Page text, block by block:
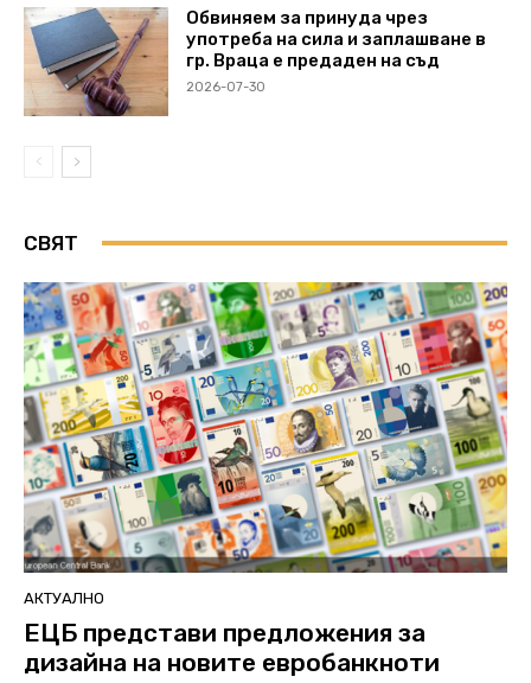
Обвиняем за принуда чрез
употреба на сила и заплашване в
гр. Враца е предаден на съд
2026-07-30
СВЯТ
АКТУАЛНО
ЕЦБ представи предложения за
дизайна на новите евробанкноти